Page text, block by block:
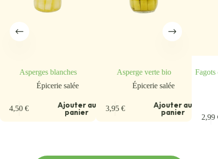
Asperges blanches
Épicerie salée
4,50€ Ajouter au
panier
Asperge verte bio
Épicerie salée
3,95 € Ajouter au
panier
Fagots
2,99